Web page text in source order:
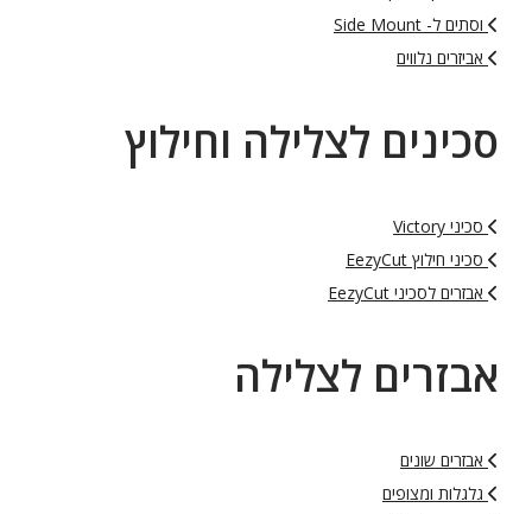
וסתים ל- Side Mount
אביזרים נלווים
סכינים לצלילה וחילוץ
סכיני Victory
סכיני חילוץ EezyCut
אבזרים לסכיני EezyCut
אבזרים לצלילה
אבזרים שונים
גלגלות ומצופים